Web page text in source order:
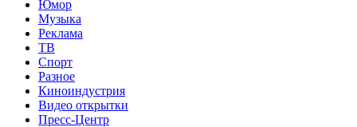
Юмор
Музыка
Реклама
ТВ
Спорт
Разное
Киноиндустрия
Видео открытки
Пресс-Центр